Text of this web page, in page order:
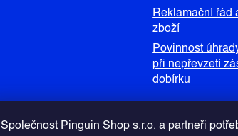
Společnost Pinguin Shop s.r.o. a partneři
Reklamační řád
zboží
Povinnost
při nepřevzetí
dobírku